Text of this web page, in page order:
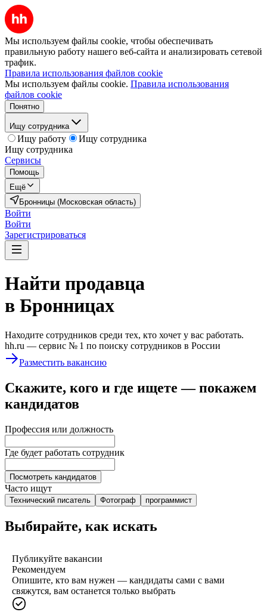
Мы используем файлы cookie, чтобы обеспечивать
правильную работу нашего веб-сайта и анализировать сетевой
трафик.
Правила использования файлов cookie
Мы используем файлы cookie. Правила использования
файлов cookie
Понятно
Ищу сотрудника
Ищу работу
Ищу сотрудника
Ищу сотрудника
Сервисы
Помощь
Ещё
Бронницы (Московская область)
Войти
Войти
Зарегистрироваться
Найти продавца
в Бронницах
Находите сотрудников среди тех, кто хочет у вас работать.
hh.ru — сервис № 1 по поиску сотрудников в России
Разместить вакансию
Скажите, кого и где ищете — покажем
кандидатов
Профессия или должность
Где будет работать сотрудник
Посмотреть кандидатов
Часто ищут
Технический писатель Фотограф программист
Выбирайте, как искать
Публикуйте вакансии
Рекомендуем
Опишите, кто вам нужен — кандидаты сами с вами
свяжутся, вам останется только выбрать